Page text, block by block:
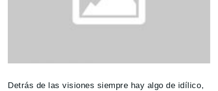
Detrás de las visiones siempre hay algo de idílico,